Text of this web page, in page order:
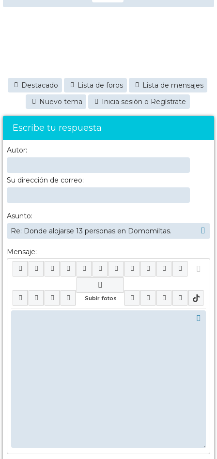
Destacado Lista de foros
Lista de mensajes
Nuevo tema
Inicia sesión o Regístrate
Escribe tu respuesta
Autor:
Su dirección de correo:
Asunto:
Mensaje: